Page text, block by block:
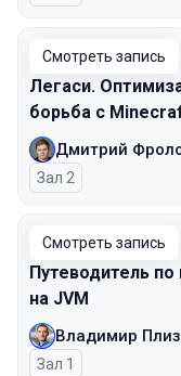
Смотреть запись
Легаси.
борьба с
Дмитрий
Зал 2
Смотреть запись
Путеводитель
на JVM
Владимир
Зал 1